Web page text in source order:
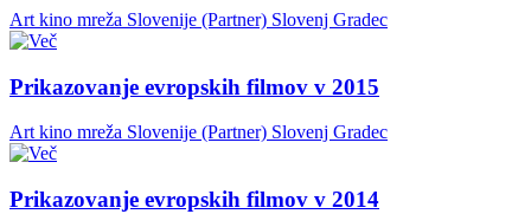
Art kino mreža Slovenije (Partner) Slovenj Gradec
Prikazovanje evropskih filmov v 2015
Art kino mreža Slovenije (Partner) Slovenj Gradec
Prikazovanje evropskih filmov v 2014